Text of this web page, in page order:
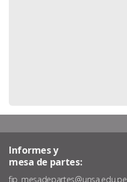
Informes y
mesa de partes:
fip_mesadepartes@unsa.edu.pe